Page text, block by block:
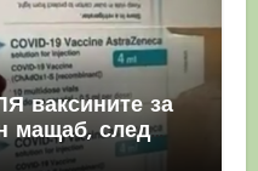
ваксините за
мащаб, след